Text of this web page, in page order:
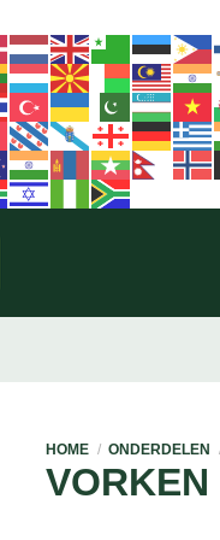
HOME / ONDERDELEN